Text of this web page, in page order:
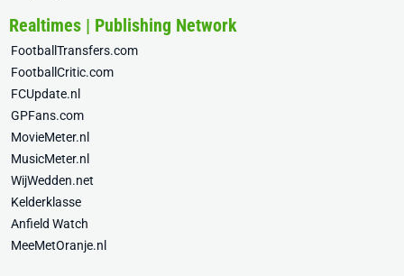
Realtimes | Publishing Network
FootballTransfers.com
FootballCritic.com
FCUpdate.nl
GPFans.com
MovieMeter.nl
MusicMeter.nl
WijWedden.net
Kelderklasse
Anfield Watch
MeeMetOranje.nl